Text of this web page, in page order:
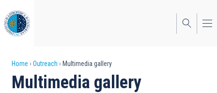
to
main
content
Breadcrumb
Home Outreach Multimedia gallery
Multimedia gallery